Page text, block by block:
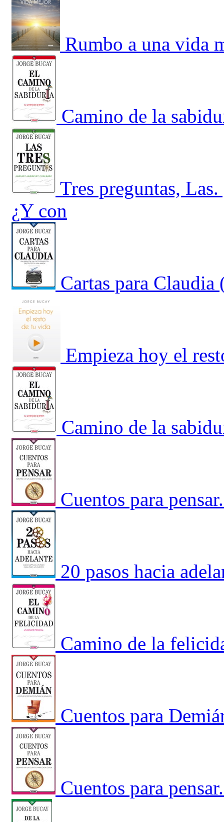
Rumbo a una vida
Camino de la
Tres preguntas,
¿Y con
Cartas para
Empieza hoy el
Camino de la
Cuentos para
20 pasos hacia
Camino de la
Cuentos para
Cuentos para